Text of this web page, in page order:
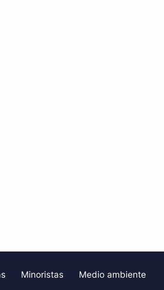
Minoristas
Medio ambiente